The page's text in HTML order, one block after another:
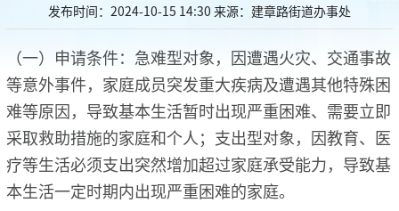
发布时间：2024-10-15 14:30 来源：建章路街道办事处
（一）申请条件：急难型对象，因遭遇火灾、交通事故
等意外事件，家庭成员突发重大疾病及遭遇其他特殊困
难等原因，导致基本生活暂时出现严重困难、需要立即
采取救助措施的家庭和个人；支出型对象，因教育、医
疗等生活必须支出突然增加超过家庭承受能力，导致基
本生活一定时期内出现严重困难的家庭。